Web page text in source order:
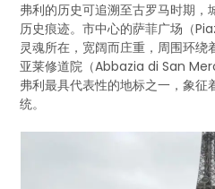
弗利的历史可追溯至古罗马时期，
历史痕迹。市中心的萨菲广场（
灵魂所在，宽阔而庄重，周围环
亚莱修道院（Abbazia di San
弗利最具代表性的地标之一，象征
统。